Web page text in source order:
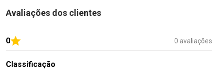
Avaliações dos clientes
0 0 avaliações
Classificação